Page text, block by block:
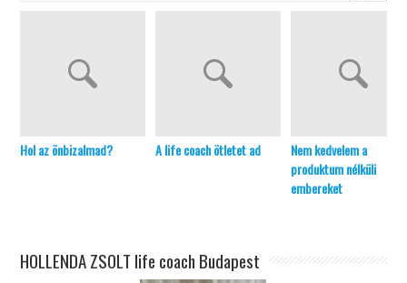
Hol az önbizalmad? A life coach ötletet ad
Nem kedvelem a
produktum nélküli
embereket
HOLLENDA ZSOLT life coach Budapest